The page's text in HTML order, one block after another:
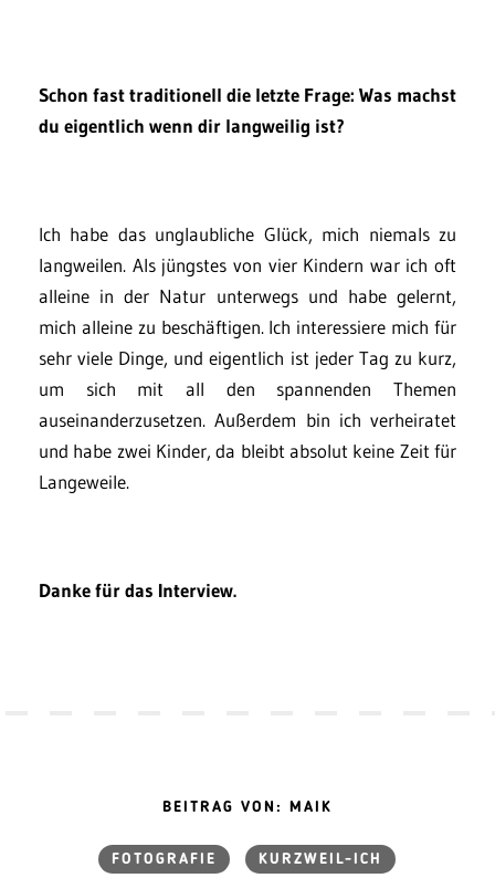
Schon fast traditionell die letzte Frage: Was machst
du eigentlich wenn dir langweilig ist?
Ich habe das unglaubliche Glück, mich niemals zu
langweilen. Als jüngstes von vier Kindern war ich oft
alleine in der Natur unterwegs und habe gelernt,
mich alleine zu beschäftigen. Ich interessiere mich für
sehr viele Dinge, und eigentlich ist jeder Tag zu kurz,
um sich mit all den spannenden Themen
auseinanderzusetzen. Außerdem bin ich verheiratet
und habe zwei Kinder, da bleibt absolut keine Zeit für
Langeweile.
Danke für das Interview.
BEITRAG VON: MAIK
FOTOGRAFIE KURZWEIL-ICH